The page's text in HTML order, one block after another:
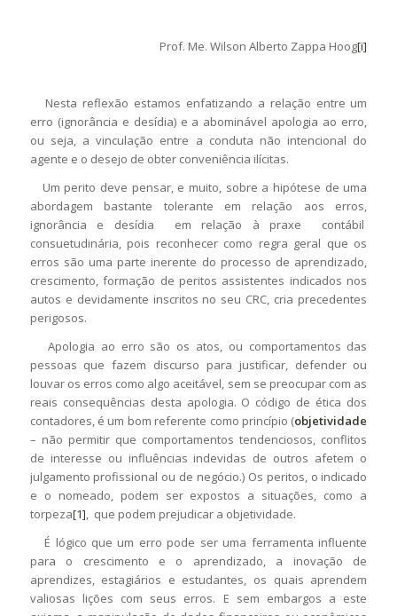
Prof. Me. Wilson Alberto Zappa Hoog[i]
Nesta reflexão estamos enfatizando a relação entre um
erro (ignorância e desídia) e a abominável apologia ao erro,
ou seja, a vinculação entre a conduta não intencional do
agente e o desejo de obter conveniência ilícitas.
Um perito deve pensar, e muito, sobre a hipótese de uma
abordagem bastante tolerante em relação aos erros,
ignorância e desídia em relação à praxe contábil
consuetudinária, pois reconhecer como regra geral que os
erros são uma parte inerente do processo de aprendizado,
crescimento, formação de peritos assistentes indicados nos
autos e devidamente inscritos no seu CRC, cria precedentes
perigosos.
Apologia ao erro são os atos, ou comportamentos das
pessoas que fazem discurso para justificar, defender ou
louvar os erros como algo aceitável, sem se preocupar com as
reais consequências desta apologia. O código de ética dos
contadores, é um bom referente como princípio (objetividade
– não permitir que comportamentos tendenciosos, conflitos
de interesse ou influências indevidas de outros afetem o
julgamento profissional ou de negócio.) Os peritos, o indicado
e o nomeado, podem ser expostos a situações, como a
torpeza[1], que podem prejudicar a objetividade.
É lógico que um erro pode ser uma ferramenta influente
para o crescimento e o aprendizado, a inovação de
aprendizes, estagiários e estudantes, os quais aprendem
valiosas lições com seus erros. E sem embargos a este